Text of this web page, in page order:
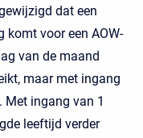
dat een
komt voor een AOW-
van de maand
maar met ingang
ingang van 1
leeftijd verder